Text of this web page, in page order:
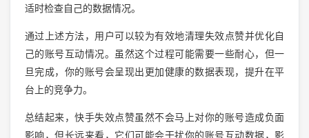
适时检查自己的数据情况。
通过上述方法，用户可以较为有效地清理失效点赞并优化自
己的账号互动情况。虽然这个过程可能需要一些耐心，但一
旦完成，你的账号会呈现出更加健康的数据表现，提升在平
台上的竞争力。
总结起来，快手失效点赞虽然不会马上对你的账号造成负面
影响，但长远来看，它们可能会干扰你的账号互动数据，影